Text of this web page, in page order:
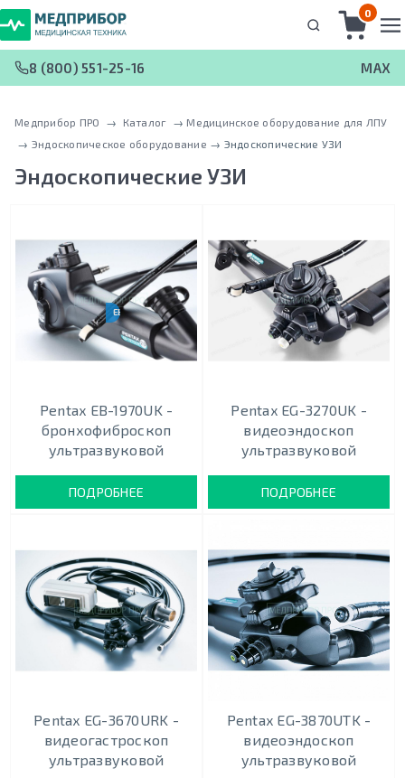
0
8 (800) 551-25-16 MAX
Медприбор ПРО → Каталог → Медицинское оборудование для ЛПУ
→ Эндоскопическое оборудование → Эндоскопические УЗИ
Эндоскопические УЗИ
EBUS-TBNA
Pentax EB-1970UK -
бронхофиброскоп
ультразвуковой
ПОДРОБНЕЕ
Pentax EG-3270UK -
видеоэндоскоп
ультразвуковой
ПОДРОБНЕЕ
Pentax EG-3670URK -
видеогастроскоп
ультразвуковой
Pentax EG-3870UTK -
видеоэндоскоп
ультразвуковой